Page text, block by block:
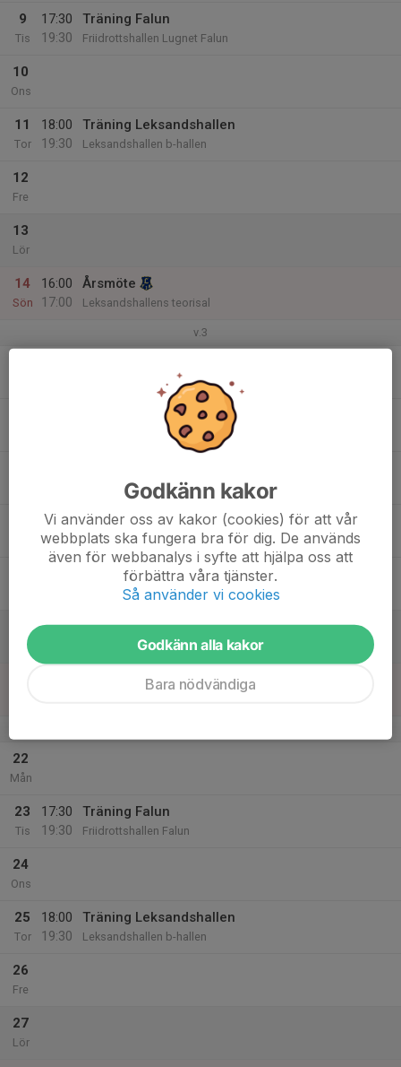
9
Tis
17:30
19:30
Träning Falun
Friidrottshallen Lugnet Falun
10
Ons
11
Tor
18:00
19:30
Träning Leksandshallen
Leksandshallen b-hallen
12
Fre
13
Lör
14
Sön
16:00
17:00
Årsmöte
Leksandshallens teorisal
v.3
Träning i Falun
Friidrottshallen i Falun
16:30
18:00
Träning Leksandshallen
Leksandshallen b-hallen
Lör
Träning Falun
22
Mån
23
Tis
17:30
19:30
Träning Falun
Friidrottshallen Falun
24
Ons
25
Tor
18:00
19:30
Träning Leksandshallen
Leksandshallen b-hallen
26
Fre
27
Lör
Godkänn kakor
Vi använder oss av kakor (cookies) för att vår
webbplats ska fungera bra för dig. De används
även för webbanalys i syfte att hjälpa oss att
förbättra våra tjänster.
Så använder vi cookies
Godkänn alla kakor
Bara nödvändiga